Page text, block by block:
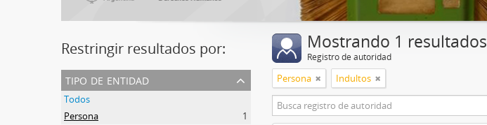
Restringir resultados por:
tipo de entidad
Todos
Persona
1
Mostrando 1 resultados
Registro de autoridad
Persona Indultos